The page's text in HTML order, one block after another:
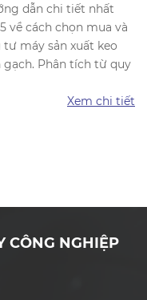
dẫn chi tiết nhất
về cách chọn mua và
tư máy sản xuất keo
gạch. Phân tích từ quy
Xem chi tiết
CÔNG NGHIỆP